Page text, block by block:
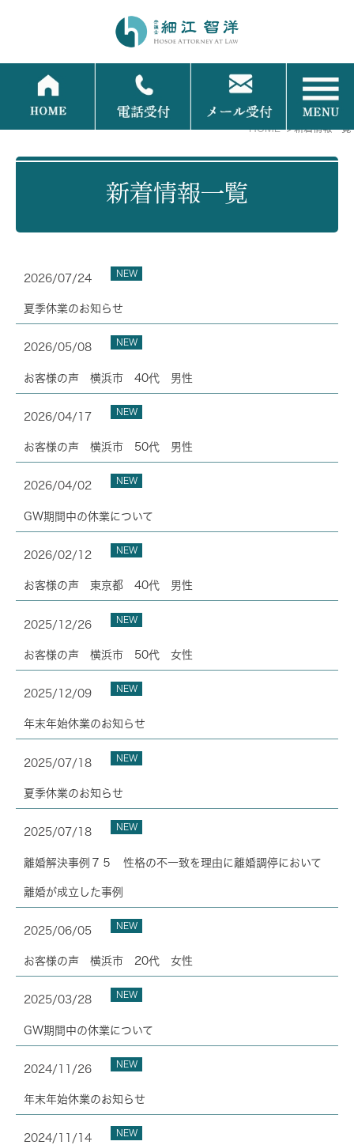
HOME 新着情報一覧
新着情報一覧
2026/07/24 NEW
夏季休業のお知らせ
2026/05/08 NEW
お客様の声 横浜市 40代 男性
2026/04/17 NEW
お客様の声 横浜市 50代 男性
2026/04/02 NEW
GW期間中の休業について
2026/02/12 NEW
お客様の声 東京都 40代 男性
2025/12/26 NEW
お客様の声 横浜市 50代 女性
2025/12/09 NEW
年末年始休業のお知らせ
2025/07/18 NEW
夏季休業のお知らせ
2025/07/18 NEW
離婚解決事例７５ 性格の不一致を理由に離婚調停において
離婚が成立した事例
2025/06/05 NEW
お客様の声 横浜市 20代 女性
2025/03/28 NEW
GW期間中の休業について
2024/11/26 NEW
年末年始休業のお知らせ
2024/11/14 NEW